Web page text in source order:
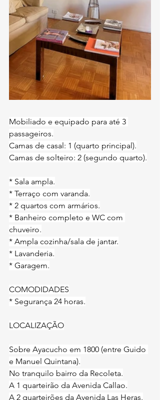
Mobiliado e equipado para até 3
passageiros.
Camas de casal: 1 (quarto principal).
Camas de solteiro: 2 (segundo quarto).
* Sala ampla.
* Terraço com varanda.
* 2 quartos com armários.
* Banheiro completo e WC com
chuveiro.
* Ampla cozinha/sala de jantar.
* Lavanderia.
* Garagem.
COMODIDADES
* Segurança 24 horas.
LOCALIZAÇÃO
Sobre Ayacucho em 1800 (entre Guido
e Manuel Quintana).
No tranquilo bairro da Recoleta.
A 1 quarteirão da Avenida Callao.
A 2 quarteirões da Avenida Las Heras.